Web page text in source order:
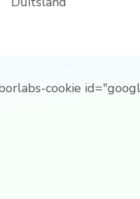
cookie